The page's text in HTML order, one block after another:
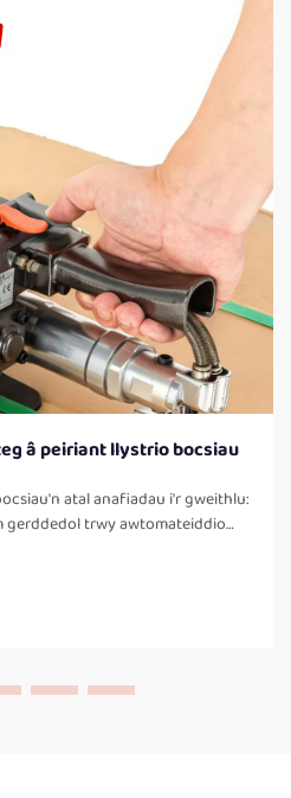
â peiriant llystrio bocsiau
atal anafiadau i'r gweithlu:
gerddedol trwy awtomateiddio
nhw'n rhaid iddynt gwarrau